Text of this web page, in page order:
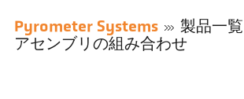
Pyrometer Systems
製品一覧
アセンブリの組み合わせ